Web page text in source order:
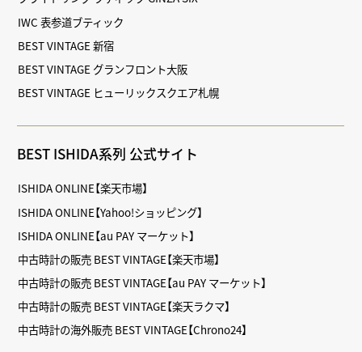
IWC 表参道ブティック
BEST VINTAGE 新宿
BEST VINTAGE グランフロント大阪
BEST VINTAGE ヒューリックスクエア札幌
BEST ISHIDA系列 公式サイト
ISHIDA ONLINE【楽天市場】
ISHIDA ONLINE【Yahoo!ショッピング】
ISHIDA ONLINE【au PAY マーケット】
中古時計の販売 BEST VINTAGE【楽天市場】
中古時計の販売 BEST VINTAGE【au PAY マーケット】
中古時計の販売 BEST VINTAGE【楽天ラクマ】
中古時計の海外販売 BEST VINTAGE【Chrono24】